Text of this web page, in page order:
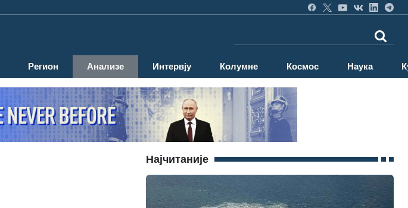
Регион Анализе Интервју Колумне Космос Наука
Најчитаније